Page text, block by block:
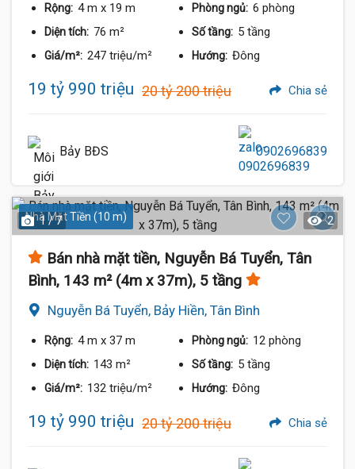
Rộng: 4 m x 19 m Phòng ngủ: 6 phòng
Diện tích: 76 m² Số tầng: 5 tầng
Giá/m²: 247 triệu/m² Hướng: Đông
19 tỷ 990 triệu 20 tỷ 200 triệu Chia sẻ
Bảy BĐS 0902696839
Nhà Mặt Tiền (10 m)
1 / 7 2
Bán nhà mặt tiền, Nguyễn Bá Tuyển, Tân
Bình, 143 m² (4m x 37m), 5 tầng
Nguyễn Bá Tuyển, Bảy Hiền, Tân Bình
Rộng: 4 m x 37 m Phòng ngủ: 12 phòng
Diện tích: 143 m² Số tầng: 5 tầng
Giá/m²: 132 triệu/m² Hướng: Đông
19 tỷ 990 triệu 20 tỷ 200 triệu Chia sẻ